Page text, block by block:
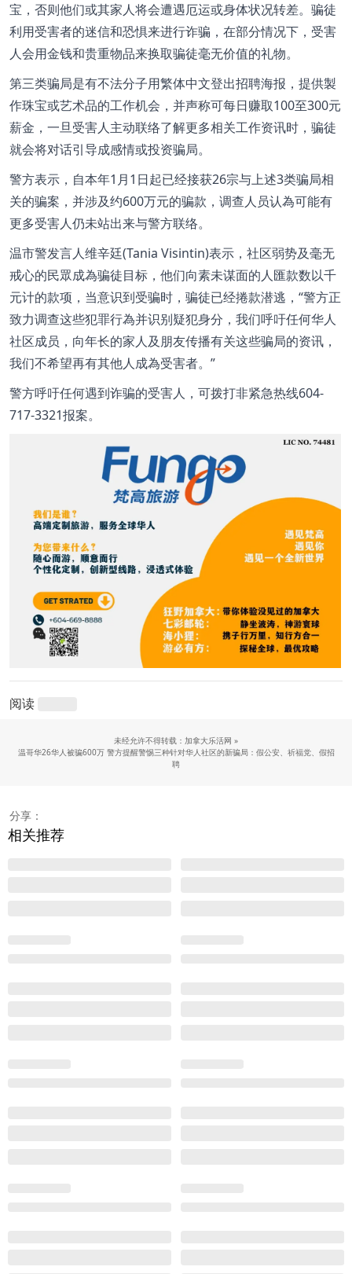
宝，否则他们或其家人将会遭遇厄运或身体状况转差。骗徒
利用受害者的迷信和恐惧来进行诈骗，在部分情况下，受害
人会用金钱和贵重物品来换取骗徒毫无价值的礼物。
第三类骗局是有不法分子用繁体中文登出招聘海报，提供製
作珠宝或艺术品的工作机会，并声称可每日赚取100至300元
薪金，一旦受害人主动联络了解更多相关工作资讯时，骗徒
就会将对话引导成感情或投资骗局。
警方表示，自本年1月1日起已经接获26宗与上述3类骗局相
关的骗案，并涉及约600万元的骗款，调查人员认為可能有
更多受害人仍未站出来与警方联络。
温市警发言人维辛廷(Tania Visintin)表示，社区弱势及毫无
戒心的民眾成為骗徒目标，他们向素未谋面的人匯款数以千
元计的款项，当意识到受骗时，骗徒已经捲款潜逃，“警方正
致力调查这些犯罪行為并识别疑犯身分，我们呼吁任何华人
社区成员，向年长的家人及朋友传播有关这些骗局的资讯，
我们不希望再有其他人成為受害者。”
警方呼吁任何遇到诈骗的受害人，可拨打非紧急热线604-
717-3321报案。
阅读
未经允许不得转载：加拿大乐活网 »
温哥华26华人被骗600万 警方提醒警惕三种针对华人社区的新骗局：假公安、祈福党、假招
聘
分享：
相关推荐